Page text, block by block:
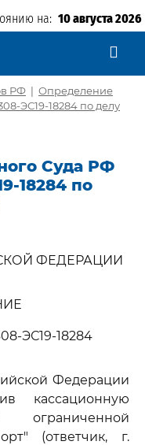
на: 10 августа 2026
РФ | Определение
ЭС19-18284 по делу
Суда РФ
18284 по
ФЕДЕРАЦИИ
ЭС19-18284
Федерации
кассационную
(ответчик, г.